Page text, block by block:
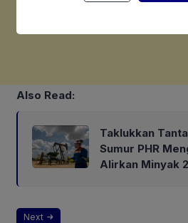
Also Read:
Taklukkan
Sumur PHR
Alirkan Minyak
Next